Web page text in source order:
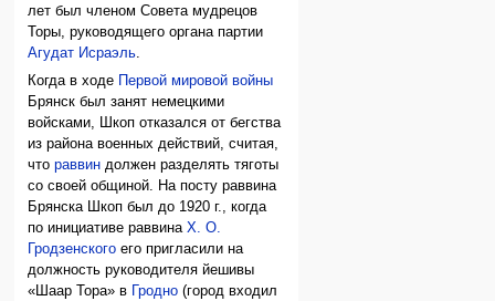
лет был членом Совета мудрецов
Торы, руководящего органа партии
Агудат Исраэль.
Когда в ходе
Первой мировой войны
Брянск был занят немецкими
войсками, Шкоп отказался от бегства
из района военных действий, считая,
чтораввин должен разделять тяготы
со своей общиной. На посту раввина
Брянска Шкоп был до 1920 г., когда
по инициативе раввинаХ. О.
Гродзенского его пригласили на
должность руководителя йешивы
«Шаар Тора» в
Гродно (город входил